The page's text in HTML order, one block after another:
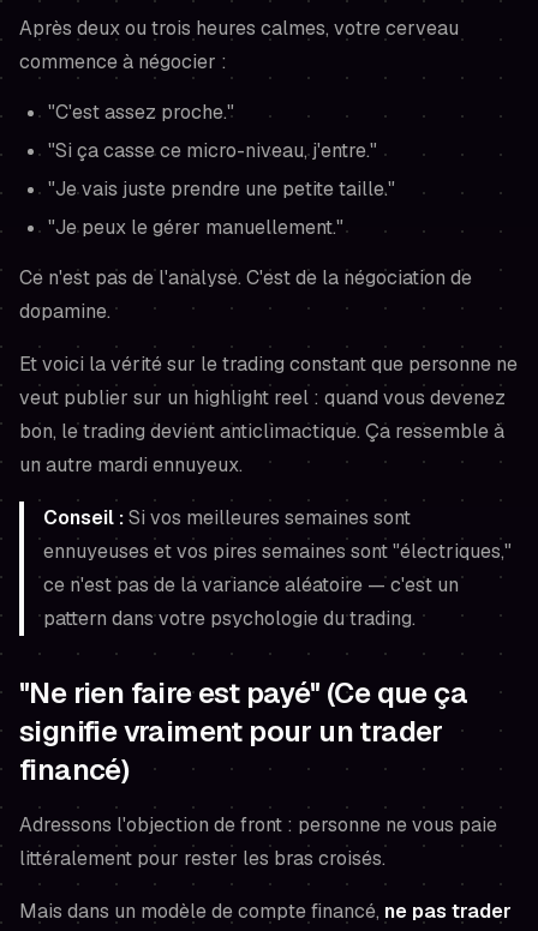
Après deux ou trois heures calmes, votre cerveau
commence à négocier :
"C'est assez proche."
"Si ça casse ce micro-niveau, j'entre."
"Je vais juste prendre une petite taille."
"Je peux le gérer manuellement."
Ce n'est pas de l'analyse. C'est de la négociation de
dopamine.
Et voici la vérité sur le trading constant que personne ne
veut publier sur un highlight reel : quand vous devenez
bon, le trading devient anticlimactique. Ça ressemble à
un autre mardi ennuyeux.
Conseil :Si vos meilleures semaines sont
ennuyeuses et vos pires semaines sont "électriques,"
ce n'est pas de la variance aléatoire — c'est un
pattern dans votre psychologie du trading.
"Ne rien faire est payé" (Ce que ça
signifie vraiment pour un trader
financé)
Adressons l'objection de front : personne ne vous paie
littéralement pour rester les bras croisés.
Mais dans un modèle de compte financé, ne pas trader